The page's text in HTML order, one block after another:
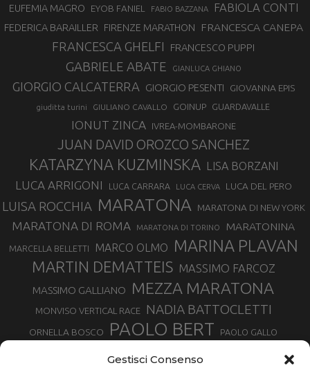
Gestisci Consenso
EUFEMIA MAGRO EYOB FANIEL FABIO BAZZANA FABIOLA CONTI
FEDERICA BARAILLER FIRENZE MARATHON FRANCESCA CANEPA
FRANCESCA GHELFI FRANCESCO PUPPI
GABRIELE ABATE GIANLUCA GHIANO
GIORGIO CALCATERRA GIORGIO PESENTI GIOVANNA EPIS
giuditta turini GIULIANO CAVALLO GOINUP GUARDAVALLE
IONUT ZINCA IVREA-MOMBARONE
JUAN DAVID OROZCO SANCHEZ
KATARZYNA KUZMINSKA LISA BORZANI
LUCA ARRIGONI LUCA CARRARA LUCA CERVA LUCA DEL PERO
LUISA ROCCHIA MARATONA MARATONA DI NEW YORK
MARATONA DI ROMA MARATONA DI TORINO MARATONINA
MARCELLA BELLETTI MARCO OLMO MARINA PLAVAN
MARTIN DEMATTEIS MASSIMO FARCOZ
MASSIMO GALLIANO MEZZA MARATONA
MONVISO VERTICAL RACE NADIA BATTOCLETTI
ORNELLA BOSCO PAOLO BERT PAOLO GALLO